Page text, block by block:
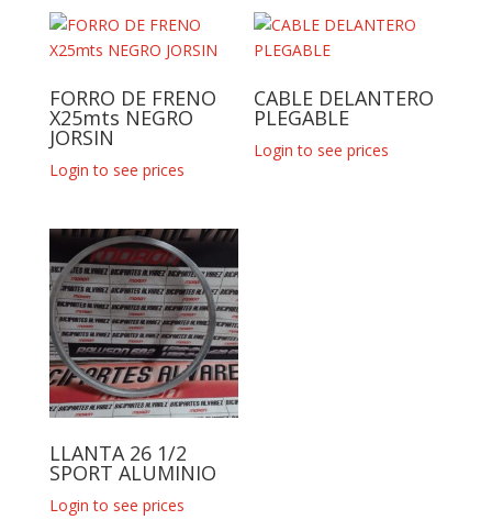
FORRO DE FRENO
X25mts NEGRO
JORSIN
Login to see prices
CABLE DELANTERO
PLEGABLE
Login to see prices
LLANTA 26 1/2
SPORT ALUMINIO
Login to see prices